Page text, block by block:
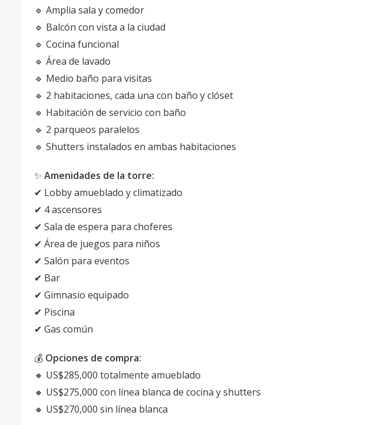
🔹 Amplia sala y comedor
🔹 Balcón con vista a la ciudad
🔹 Cocina funcional
🔹 Área de lavado
🔹 Medio baño para visitas
🔹 2 habitaciones, cada una con baño y clóset
🔹 Habitación de servicio con baño
🔹 2 parqueos paralelos
🔹 Shutters instalados en ambas habitaciones
✨ Amenidades de la torre:
✔ Lobby amueblado y climatizado
✔ 4 ascensores
✔ Sala de espera para choferes
✔ Área de juegos para niños
✔ Salón para eventos
✔ Bar
✔ Gimnasio equipado
✔ Piscina
✔ Gas común
💰 Opciones de compra:
🔸 US$285,000 totalmente amueblado
🔸 US$275,000 con línea blanca de cocina y shutters
🔸 US$270,000 sin línea blanca